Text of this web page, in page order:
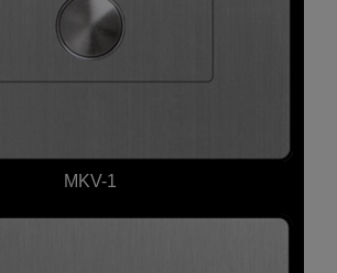
MKV-1